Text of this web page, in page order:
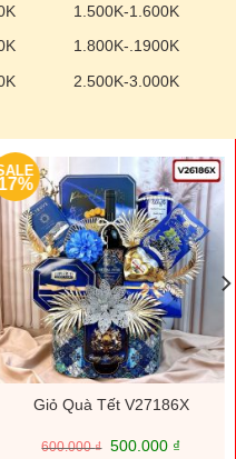
1.500K-1.600K
1.800K-.1900K
2.500K-3.000K
Giỏ Quà Tết V27186X
600.000₫
Giá
500.000 ₫Giá